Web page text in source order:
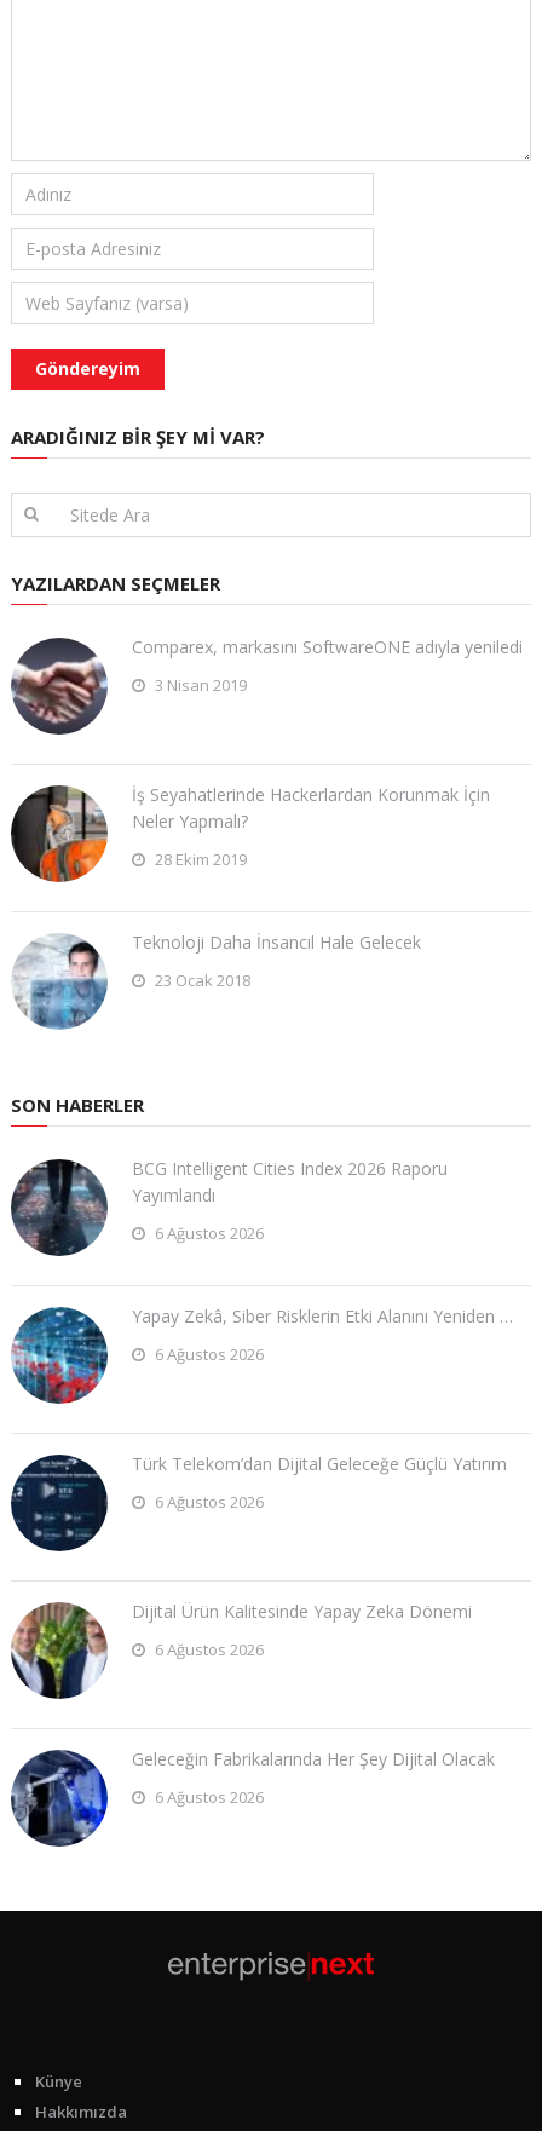
ARADIĞINIZ BIR ŞEY MI VAR?
YAZILARDAN SEÇMELER
Comparex, markasını SoftwareONE adıyla yeniledi
3 Nisan 2019
İş Seyahatlerinde Hackerlardan Korunmak İçin
Neler Yapmalı?
28 Ekim 2019
Teknoloji Daha İnsancıl Hale Gelecek
23 Ocak 2018
SON HABERLER
BCG Intelligent Cities Index 2026 Raporu
Yayımlandı
6 Ağustos 2026
Yapay Zekâ, Siber Risklerin Etki Alanını Yeniden …
6 Ağustos 2026
Türk Telekom’dan Dijital Geleceğe Güçlü Yatırım
6 Ağustos 2026
Dijital Ürün Kalitesinde Yapay Zeka Dönemi
6 Ağustos 2026
Geleceğin Fabrikalarında Her Şey Dijital Olacak
6 Ağustos 2026
Künye
Hakkımızda